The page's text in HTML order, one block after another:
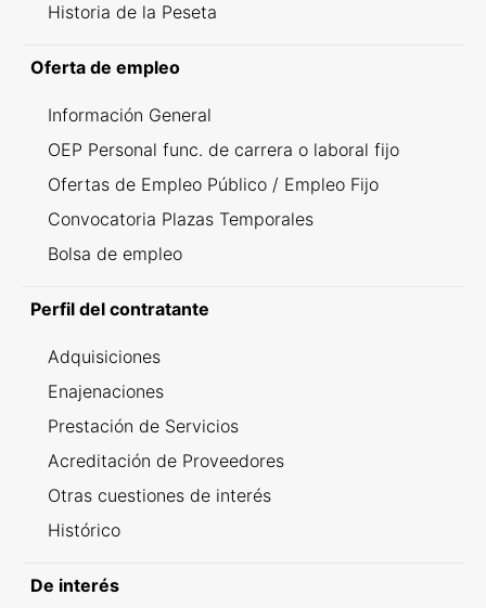
Historia de la Peseta
Oferta de empleo
Información General
OEP Personal func. de carrera o laboral fijo
Ofertas de Empleo Público / Empleo Fijo
Convocatoria Plazas Temporales
Bolsa de empleo
Perfil del contratante
Adquisiciones
Enajenaciones
Prestación de Servicios
Acreditación de Proveedores
Otras cuestiones de interés
Histórico
De interés